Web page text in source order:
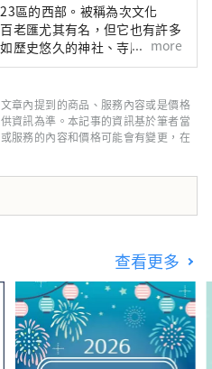
區的西部。被稱為次文化
百老匯尤其有名，但它也有許多
歷史悠久的神社、寺廟和美
區正在進行據說每100年一次
華的商店街，充滿了老式的人
的這種多樣性也與這座城市的
市居住著來自約 120 個國家
more
章內提到的商品、服務內容或是價格
資訊為準。本記事的資訊基於筆者當
服務的內容和價格可能會有變更，在
查看更多